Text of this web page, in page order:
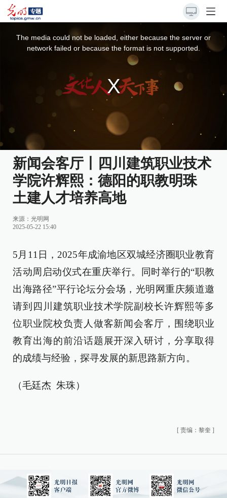
The media could not be loaded, either because the server or
network failed or because the format is not supported.
新闻会客厅丨四川建筑职业技术
学院许辉熙：德阳的职教明珠
土建人才培养高地
来源： 光明网
2025-05-22 15:40
5月11日，2025年成渝地区双城经济圈职业教育
活动周启动仪式在重庆举行。同时举行的“职教
出海路径”平行论坛分会场，光明网重庆频道邀
请到四川建筑职业技术学院副校长许辉熙等多
位职业院校负责人做客新闻会客厅，围绕职业
教育出海的前沿话题展开深入研讨，分享取得
的成绩与经验，探寻发展的新思路新方向。
（毛廷杰 朱珠）
[ 责编：黎奎 ]